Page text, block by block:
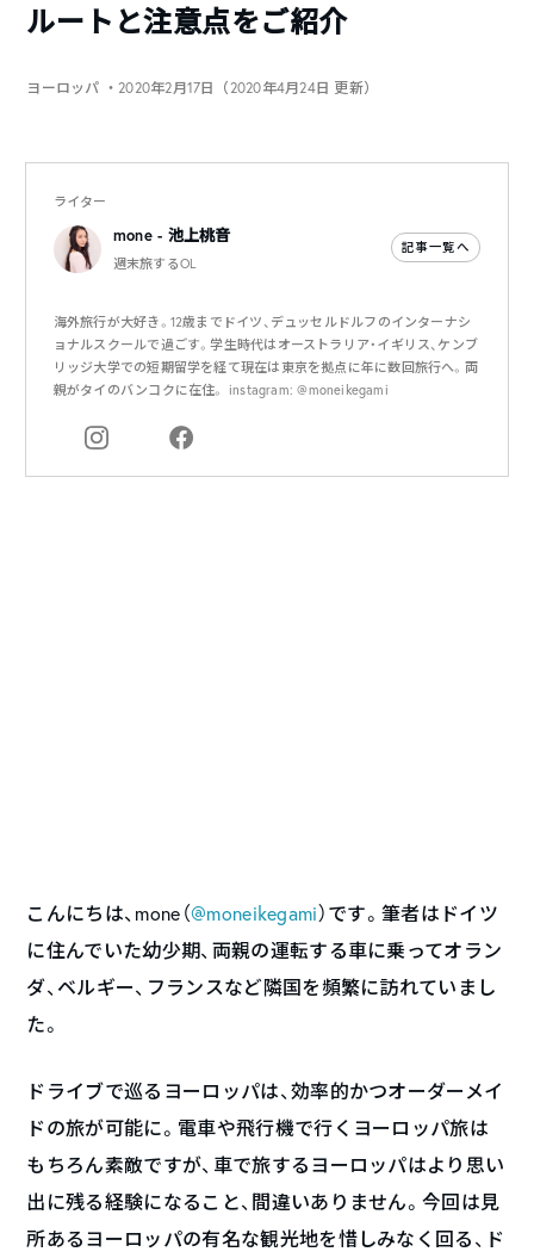
ルートと注意点をご紹介
ヨーロッパ ・2020年2月17日（2020年4月24日 更新）
ライター
mone - 池上桃音
週末旅するOL
記事一覧へ
海外旅行が大好き。12歳までドイツ、デュッセルドルフのインターナシ
ョナルスクールで過ごす。学生時代はオーストラリア・イギリス、ケンブ
リッジ大学での短期留学を経て現在は東京を拠点に年に数回旅行へ。両
親がタイのバンコクに在住。 instagram: @moneikegami
こんにちは、mone（@moneikegami）です。筆者はドイツ
に住んでいた幼少期、両親の運転する車に乗ってオラン
ダ、ベルギー、フランスなど隣国を頻繁に訪れていまし
た。
ドライブで巡るヨーロッパは、効率的かつオーダーメイ
ドの旅が可能に。電車や飛行機で行くヨーロッパ旅は
もちろん素敵ですが、車で旅するヨーロッパはより思い
出に残る経験になること、間違いありません。今回は見
所あるヨーロッパの有名な観光地を惜しみなく回る、ド